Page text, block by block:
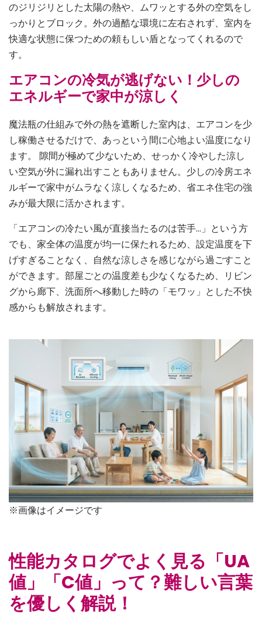
のジリジリとした太陽の熱や、ムワッとする外の空気をし
っかりとブロック。外の過酷な環境に左右されず、室内を
快適な状態に保つための頼もしい盾となってくれるので
す。
エアコンの冷気が逃げない！少しの
エネルギーで家中が涼しく
魔法瓶の仕組みで外の熱を遮断した室内は、エアコンを少
し稼働させるだけで、あっという間に心地よい温度になり
ます。 隙間が極めて少ないため、せっかく冷やした涼し
い空気が外に漏れ出すこともありません。少しの冷房エネ
ルギーで家中がムラなく涼しくなるため、省エネ住宅の強
みが最大限に活かされます。
「エアコンの冷たい風が直接当たるのは苦手…」という方
でも、家全体の温度が均一に保たれるため、設定温度を下
げすぎることなく、自然な涼しさを感じながら過ごすこと
ができます。部屋ごとの温度差も少なくなるため、リビン
グから廊下、洗面所へ移動した時の「モワッ」とした不快
感からも解放されます。
※画像はイメージです
性能カタログでよく見る「UA
値」「C値」って？難しい言葉
を優しく解説！